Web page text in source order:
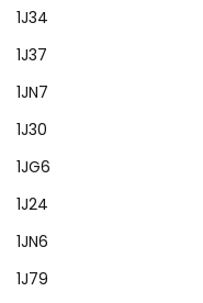
1J34
1J37
1JN7
1J30
1JG6
1J24
1JN6
1J79